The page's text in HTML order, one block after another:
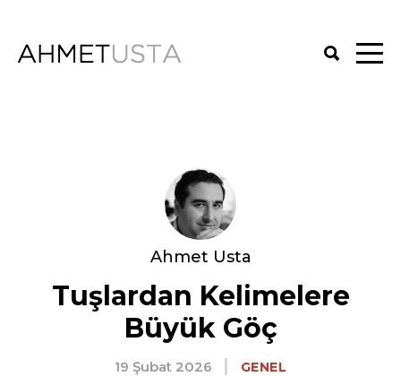
Ahmet Usta
Tuşlardan Kelimelere
Büyük Göç
19 Şubat 2026 GENEL